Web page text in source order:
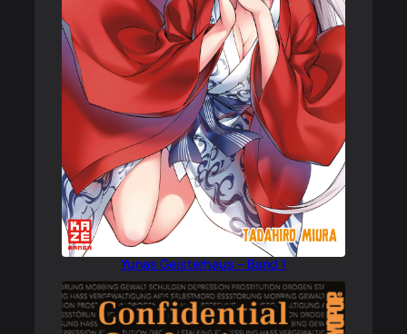
Yunas Geisterhaus – Band 1